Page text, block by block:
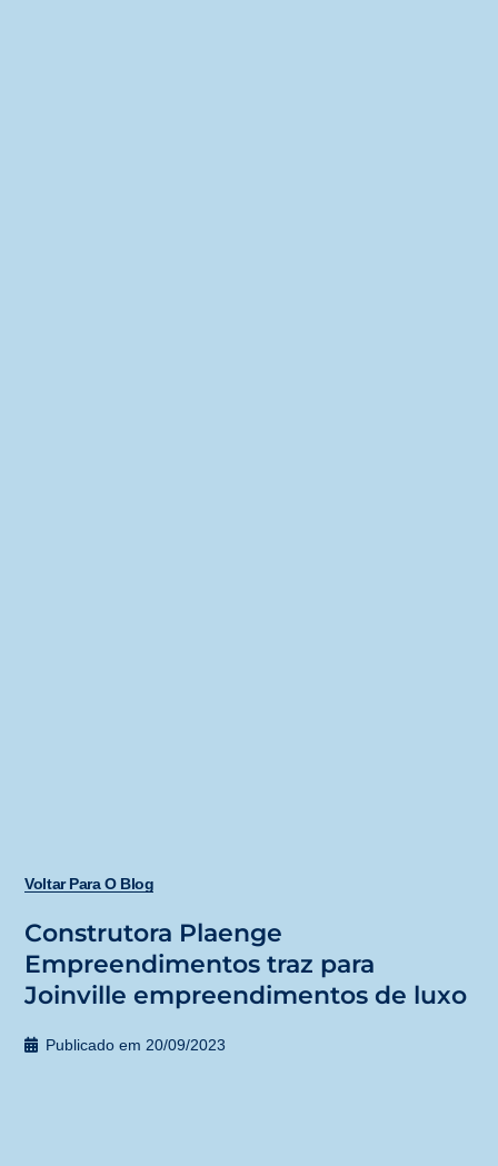
Voltar Para O Blog
Construtora Plaenge
Empreendimentos traz para
Joinville empreendimentos de luxo
Publicado em 20/09/2023